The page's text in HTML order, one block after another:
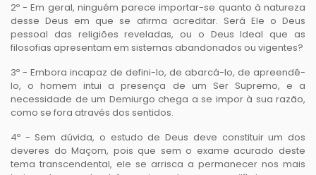
2º - Em geral, ninguém parece importar-se quanto à natureza
desse Deus em que se afirma acreditar. Será Ele o Deus
pessoal das religiões reveladas, ou o Deus Ideal que as
filosofias apresentam em sistemas abandonados ou vigentes?
3º - Embora incapaz de defini-lo, de abarcá-lo, de apreendê-
lo, o homem intui a presença de um Ser Supremo, e a
necessidade de um Demiurgo chega a se impor à sua razão,
como se fora através dos sentidos.
4º - Sem dúvida, o estudo de Deus deve constituir um dos
deveres do Maçom, pois que sem o exame acurado deste
tema transcendental, ele se arrisca a permanecer nos mais